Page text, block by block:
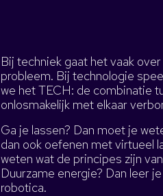
Bij techniek gaat het vaak
probleem. Bij technologie
we het TECH: de combinatie
onlosmakelijk met elkaar
Ga je lassen? Dan moet je
dan ook oefenen met virtueel
weten wat de principes zijn
Duurzame energie? Dan leer
robotica.